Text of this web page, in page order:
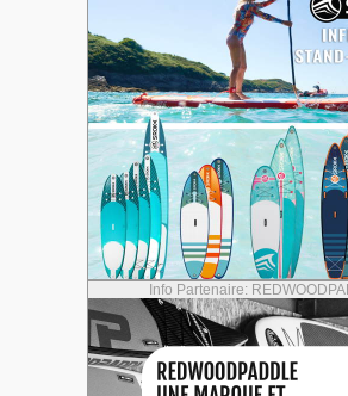
Info Partenaire: